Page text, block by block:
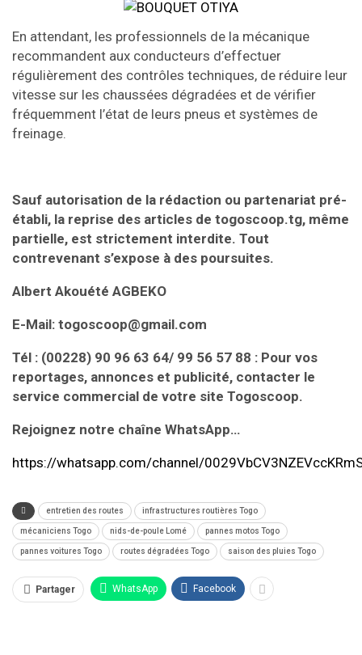
En attendant, les professionnels de la mécanique
recommandent aux conducteurs d’effectuer
régulièrement des contrôles techniques, de réduire leur
vitesse sur les chaussées dégradées et de vérifier
fréquemment l’état de leurs pneus et systèmes de
freinage.
Sauf autorisation de la rédaction ou partenariat pré-
établi, la reprise des articles de togoscoop.tg, même
partielle, est strictement interdite. Tout
contrevenant s’expose à des poursuites.
Albert Akouété AGBEKO
E-Mail: togoscoop@gmail.com
Tél : (00228) 90 96 63 64/ 99 56 57 88 : Pour vos
reportages, annonces et publicité, contacter le
service commercial de votre site Togoscoop.
Rejoignez notre chaîne WhatsApp…
https://whatsapp.com/channel/
entretien des routes infrastructures routières Togo
mécaniciens Togo nids-de-poule Lomé pannes motos Togo
pannes voitures Togo routes dégradées Togo saison des pluies Togo
Partager WhatsApp Facebook